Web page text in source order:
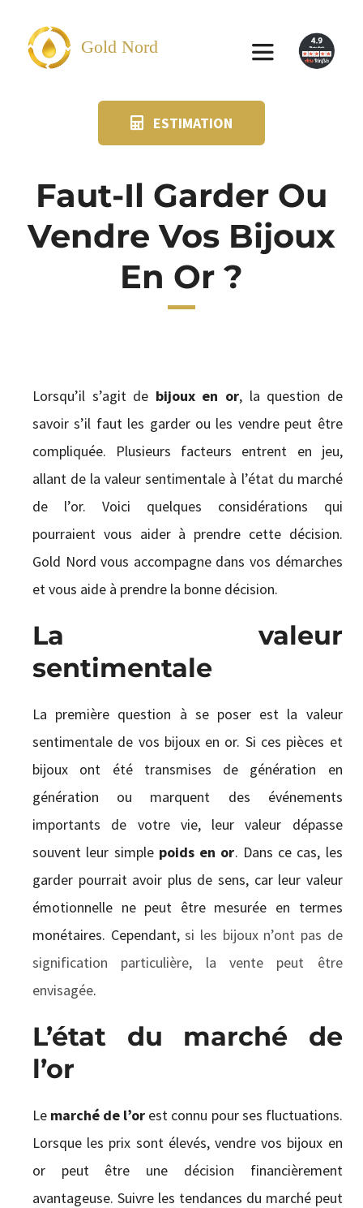
contenu
Gold Nord
Toggle
SUIVI KIT POSTAL
CONTACT
ESTIMATION
Faut-Il Garder Ou
Vendre Vos Bijoux
En Or ?
Lorsqu’il s’agit de bijoux en or, la question de
savoir s’il faut les garder ou les vendre peut être
compliquée. Plusieurs facteurs entrent en jeu,
allant de la valeur sentimentale à l’état du marché
de l’or. Voici quelques considérations qui
pourraient vous aider à prendre cette décision.
Gold Nord vous accompagne dans vos démarches
et vous aide à prendre la bonne décision.
La valeur
sentimentale
La première question à se poser est la valeur
sentimentale de vos bijoux en or. Si ces pièces et
bijoux ont été transmises de génération en
génération ou marquent des événements
importants de votre vie, leur valeur dépasse
souvent leur simple poids en or. Dans ce cas, les
garder pourrait avoir plus de sens, car leur valeur
émotionnelle ne peut être mesurée en termes
monétaires. Cependant,si les bijoux n’ont pas de
signification particulière, la vente peut être
envisagée.
L’état du marché de
l’or
Le marché de l’or est connu pour ses fluctuations.
Lorsque les prix sont élevés, vendre vos bijoux en
or peut être une décision financièrement
avantageuse. Suivre les tendances du marché peut